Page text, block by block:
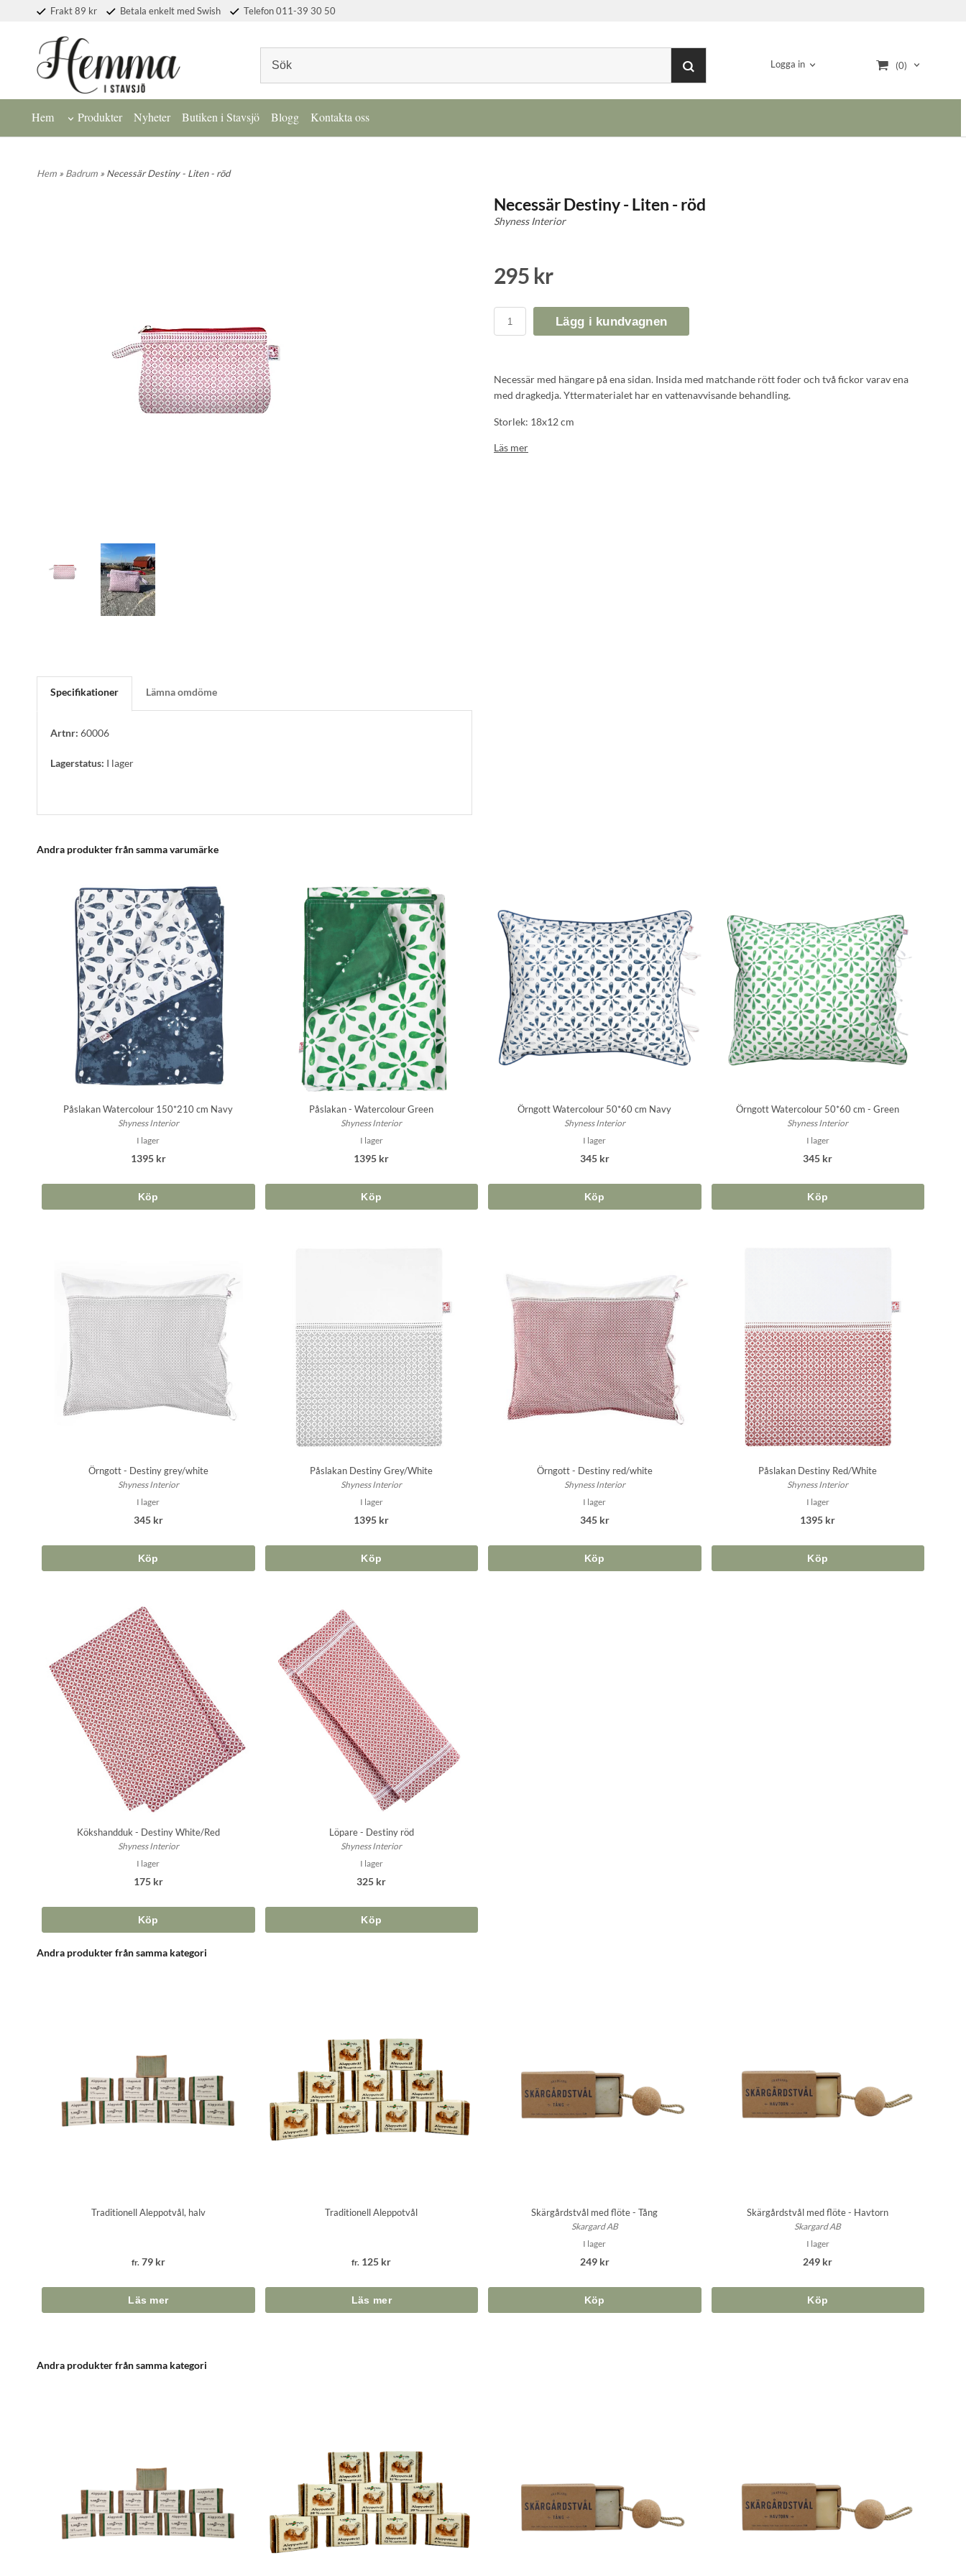
Frakt 89 kr Betala enkelt med Swish Telefon 011-39 30 50
Logga in (0)
Hem Produkter Nyheter Butiken i Stavsjö Blogg Kontakta oss
Hem » Badrum » Necessär Destiny - Liten - röd
Necessär Destiny - Liten - röd
Shyness Interior
295 kr
Lägg i kundvagnen
Necessär med hängare på ena sidan. Insida med matchande rött foder och två fickor varav ena
med dragkedja. Yttermaterialet har en vattenavvisande behandling.
Storlek: 18x12 cm
Material: Yttertyg 100% bomull med vattenavvisande behandling
Läs mer
Specifikationer Lämna omdöme
Artnr: 60006
Lagerstatus: I lager
Andra produkter från samma varumärke
Påslakan Watercolour 150*210 cm Navy
Shyness Interior
I lager
1395 kr
Köp
Påslakan - Watercolour Green
Shyness Interior
I lager
1395 kr
Köp
Örngott Watercolour 50*60 cm Navy
Shyness Interior
I lager
345 kr
Köp
Örngott Watercolour 50*60 cm - Green
Shyness Interior
I lager
345 kr
Köp
Örngott - Destiny grey/white
Shyness Interior
I lager
345 kr
Köp
Påslakan Destiny Grey/White
Shyness Interior
I lager
1395 kr
Köp
Örngott - Destiny red/white
Shyness Interior
I lager
345 kr
Köp
Påslakan Destiny Red/White
Shyness Interior
I lager
1395 kr
Köp
Kökshandduk - Destiny White/Red
Shyness Interior
I lager
175 kr
Köp
Löpare - Destiny röd
Shyness Interior
I lager
325 kr
Köp
Andra produkter från samma kategori
Traditionell Aleppotvål, halv
fr. 79 kr
Traditionell Aleppotvål
fr. 125 kr
Skärgårdstvål med flöte - Tång
Skargard AB
I lager
249 kr
Köp
Skärgårdstvål med flöte - Havtorn
Skargard AB
I lager
249 kr
Köp
Andra produkter från samma kategori